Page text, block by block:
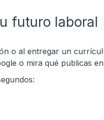
futuro laboral
o al entregar un
o mira qué publicas